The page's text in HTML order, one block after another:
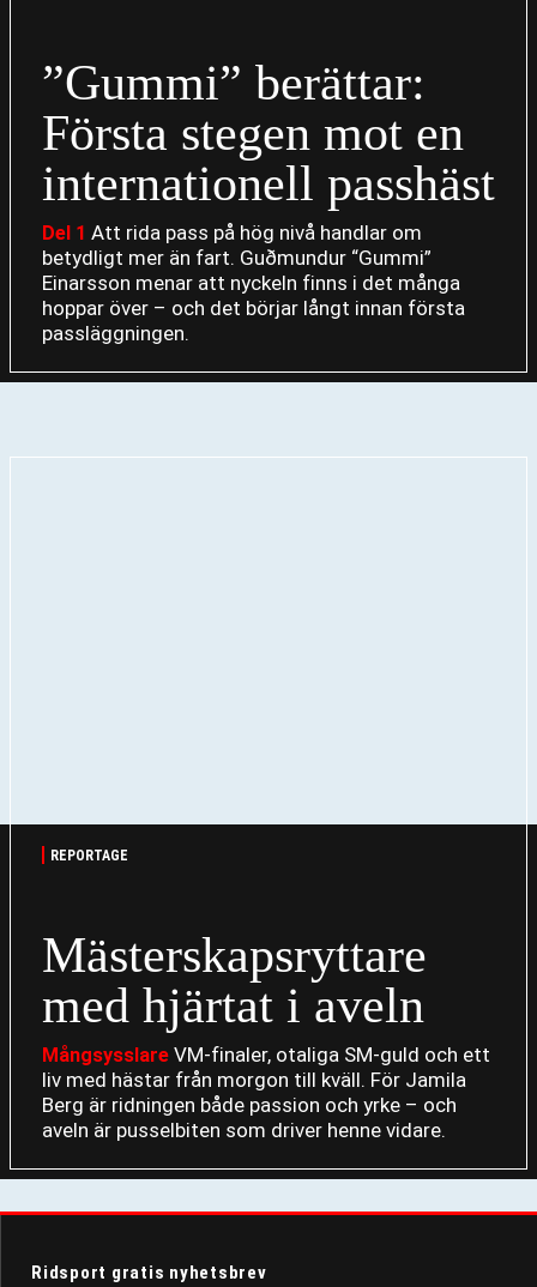
”Gummi” berättar:
Första stegen mot en
internationell passhäst
Del 1 Att rida pass på hög nivå handlar om
betydligt mer än fart. Guðmundur “Gummi”
Einarsson menar att nyckeln finns i det många
hoppar över – och det börjar långt innan första
passläggningen.
REPORTAGE
Mästerskapsryttare
med hjärtat i aveln
Mångsysslare VM-finaler, otaliga SM-guld och ett
liv med hästar från morgon till kväll. För Jamila
Berg är ridningen både passion och yrke – och
aveln är pusselbiten som driver henne vidare.
Ridsport gratis nyhetsbrev